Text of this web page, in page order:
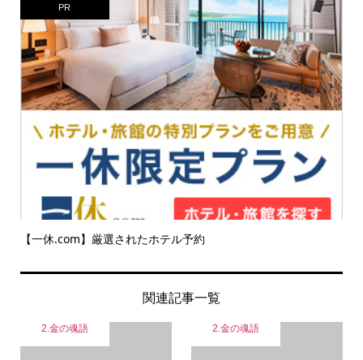
PR
【一休.com】厳選されたホテル予約
関連記事一覧
2.金の魂語 2.金の魂語